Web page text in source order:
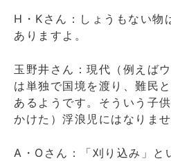
H・Kさん：しょうもない物
ありますよ。
玉野井さん：現代（例えば
は単独で国境を渡り、難民
あるようです。そういう子
かけた）浮浪児にはなりませ
A・Oさん：「刈り込み」と